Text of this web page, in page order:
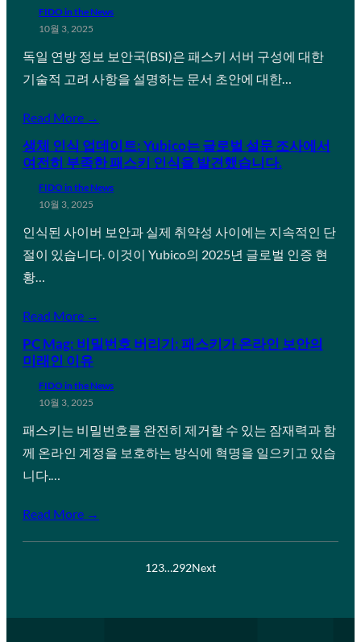
FIDO in the News
10월 3, 2025
독일 연방 정보 보안국(BSI)은 패스키 서버 구성에 대한
기술적 고려 사항을 설명하는 문서 초안에 대한…
Read More →
생체 인식 업데이트: Yubico는 글로벌 설문 조사에서
여전히 부족한 패스키 인식을 발견했습니다.
FIDO in the News
10월 3, 2025
인식된 사이버 보안과 실제 취약성 사이에는 지속적인 단
절이 있습니다. 이것이 Yubico의 2025년 글로벌 인증 현
황…
Read More →
PC Mag: 비밀번호 버리기: 패스키가 온라인 보안의
미래인 이유
FIDO in the News
10월 3, 2025
패스키는 비밀번호를 완전히 제거할 수 있는 잠재력과 함
께 온라인 계정을 보호하는 방식에 혁명을 일으키고 있습
니다.…
Read More →
123…292Next